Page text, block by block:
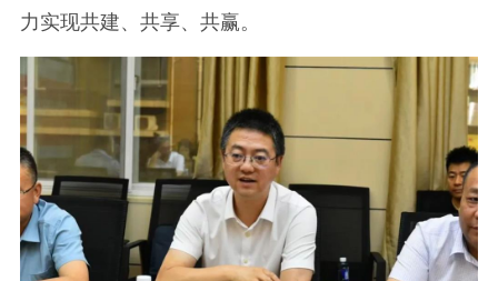
力实现共建、共享、共赢。